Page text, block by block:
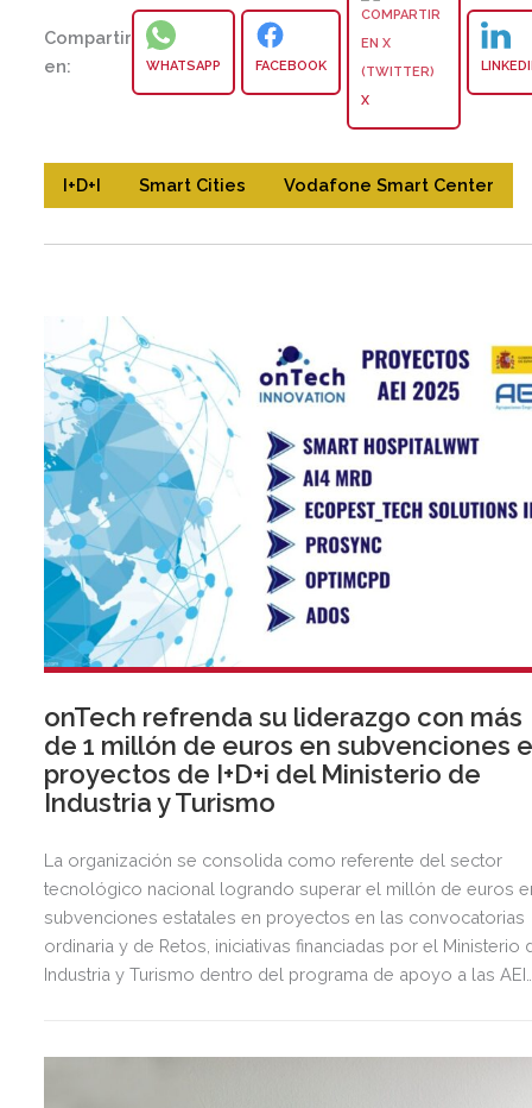
Compartir
en:
WHATSAPP FACEBOOK
X
I+D+I Smart Cities Vodafone Smart Center
onTech refrenda su liderazgo con más
de 1 millón de euros en subvenciones
proyectos de I+D+i del Ministerio de
Industria y Turismo
La organización se consolida como referente del sector
tecnológico nacional logrando superar el millón de euros
subvenciones estatales en proyectos en las convocatorias
ordinaria y de Retos, iniciativas financiadas por el Ministerio
Industria y Turismo dentro del programa de apoyo a las AEI